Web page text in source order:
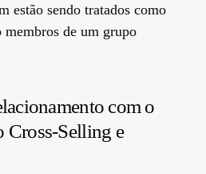
estão sendo tratados como
de um grupo
com o
Cross-Selling e